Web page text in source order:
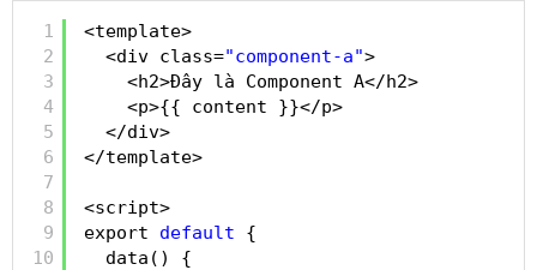
1
2
3
4
5
6
7
8
9
10
<template>
<div class="component-a">
<h2>Đây là Component A</h2>
<p>{{ content }}</p>
</div>
</template>
<script>
export default
{
data() {